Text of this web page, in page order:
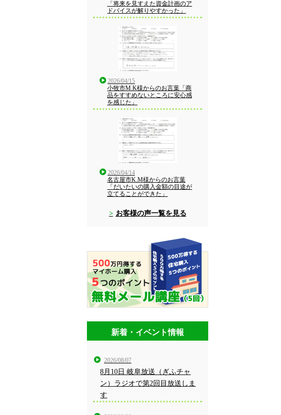
「将来を見すえた資金計画のア
ドバイスが解りやすかった」
2026/04/15
小牧市M.K様からのお言葉「商
品をすすめないところに安心感
を感じた」
2026/04/14
名古屋市K.M様からのお言葉
「だいたいの購入金額の目途が
立てることができた」
お客様の声一覧を見る
新着・イベント情報
2026/08/07
8月10日 岐阜放送（ぎふチャ
ン）ラジオで第2回目放送しま
す